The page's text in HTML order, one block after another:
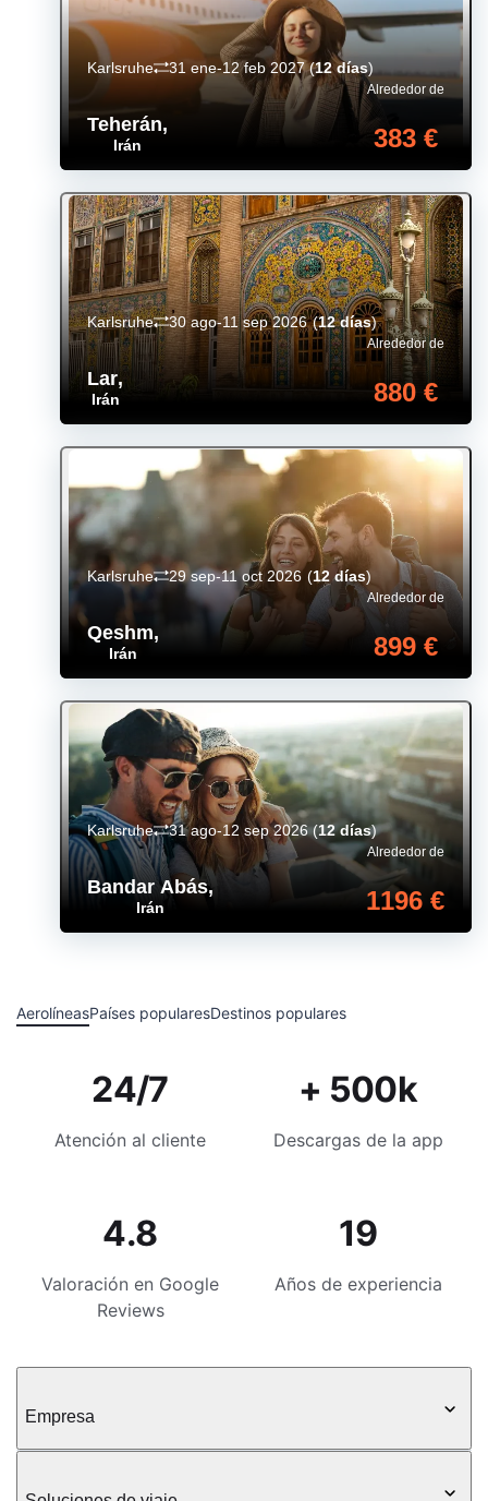
Teherán,
Irán
Alrededor de
383 €
Karlsruhe 31 ene-12 feb 2027(12 días)
Lar,
Irán
Alrededor de
880 €
Karlsruhe 30 ago-11 sep 2026(12 días)
Qeshm,
Irán
Alrededor de
899 €
Karlsruhe 29 sep-11 oct 2026 (12 días)
Bandar Abás,
Irán
Alrededor de
1196 €
Karlsruhe 31 ago-12 sep 2026(12 días)
AerolíneasPaíses popularesDestinos populares
24/7
Atención al cliente
+ 500k
Descargas de la app
4.8
Valoración en Google
Reviews
19
Años de experiencia
Empresa